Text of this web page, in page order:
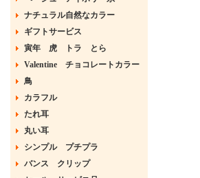
ナチュラル自然なカラー
ギフトサービス
寅年 虎 トラ とら
Valentine チョコレートカラー
鳥
カラフル
たれ耳
丸い耳
シンプル プチプラ
バンス クリップ